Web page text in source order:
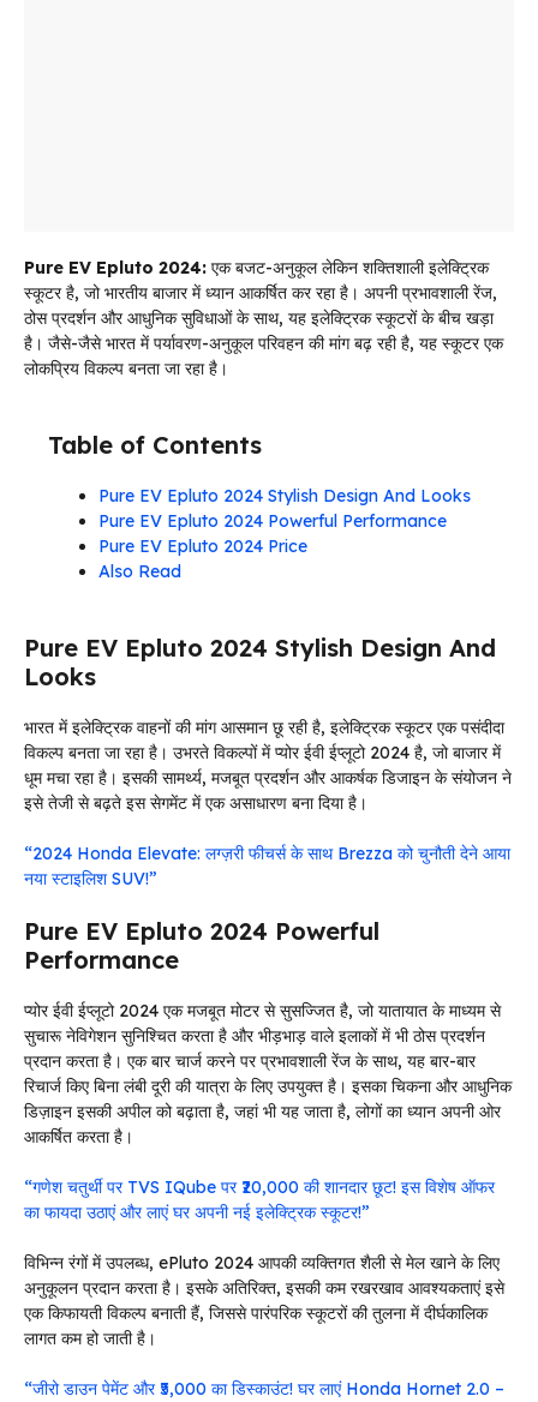
Pure EV Epluto 2024: एक बजट-अनुकूल लेकिन शक्तिशाली इलेक्ट्रिक
स्कूटर है, जो भारतीय बाजार में ध्यान आकर्षित कर रहा है। अपनी प्रभावशाली रेंज,
ठोस प्रदर्शन और आधुनिक सुविधाओं के साथ, यह इलेक्ट्रिक स्कूटरों के बीच खड़ा
है। जैसे-जैसे भारत में पर्यावरण-अनुकूल परिवहन की मांग बढ़ रही है, यह स्कूटर एक
लोकप्रिय विकल्प बनता जा रहा है।
Table of Contents
Pure EV Epluto 2024 Stylish Design And Looks
Pure EV Epluto 2024 Powerful Performance
Pure EV Epluto 2024 Price
Also Read
Pure EV Epluto 2024 Stylish Design And
Looks
भारत में इलेक्ट्रिक वाहनों की मांग आसमान छू रही है, इलेक्ट्रिक स्कूटर एक पसंदीदा
विकल्प बनता जा रहा है। उभरते विकल्पों में प्योर ईवी ईप्लूटो 2024 है, जो बाजार में
धूम मचा रहा है। इसकी सामर्थ्य, मजबूत प्रदर्शन और आकर्षक डिजाइन के संयोजन ने
इसे तेजी से बढ़ते इस सेगमेंट में एक असाधारण बना दिया है।
“2024 Honda Elevate: लग्ज़री फीचर्स के साथ Brezza को चुनौती देने आया
नया स्टाइलिश SUV!”
Pure EV Epluto 2024 Powerful
Performance
प्योर ईवी ईप्लूटो 2024 एक मजबूत मोटर से सुसज्जित है, जो यातायात के माध्यम से
सुचारू नेविगेशन सुनिश्चित करता है और भीड़भाड़ वाले इलाकों में भी ठोस प्रदर्शन
प्रदान करता है। एक बार चार्ज करने पर प्रभावशाली रेंज के साथ, यह बार-बार
रिचार्ज किए बिना लंबी दूरी की यात्रा के लिए उपयुक्त है। इसका चिकना और आधुनिक
डिज़ाइन इसकी अपील को बढ़ाता है, जहां भी यह जाता है, लोगों का ध्यान अपनी ओर
आकर्षित करता है।
“गणेश चतुर्थी पर TVS IQube पर ₹20,000 की शानदार छूट! इस विशेष ऑफर
का फायदा उठाएं और लाएं घर अपनी नई इलेक्ट्रिक स्कूटर!”
विभिन्न रंगों में उपलब्ध, ePluto 2024 आपकी व्यक्तिगत शैली से मेल खाने के लिए
अनुकूलन प्रदान करता है। इसके अतिरिक्त, इसकी कम रखरखाव आवश्यकताएं इसे
एक किफायती विकल्प बनाती हैं, जिससे पारंपरिक स्कूटरों की तुलना में दीर्घकालिक
लागत कम हो जाती है।
“जीरो डाउन पेमेंट और ₹5,000 का डिस्काउंट! घर लाएं Honda Hornet 2.0 –